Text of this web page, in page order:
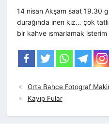
14 nisan Akşam saat 19.30
durağında inen kız… çok
bir kahve ısmarlamak
Orta Bahce Fotograf
Kayıp Fular